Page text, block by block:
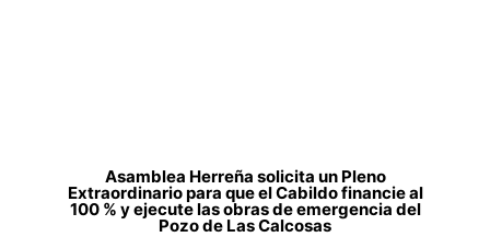
Asamblea Herreña solicita un Pleno
Extraordinario para que el Cabildo financie al
100 % y ejecute las obras de emergencia del
Pozo de Las Calcosas